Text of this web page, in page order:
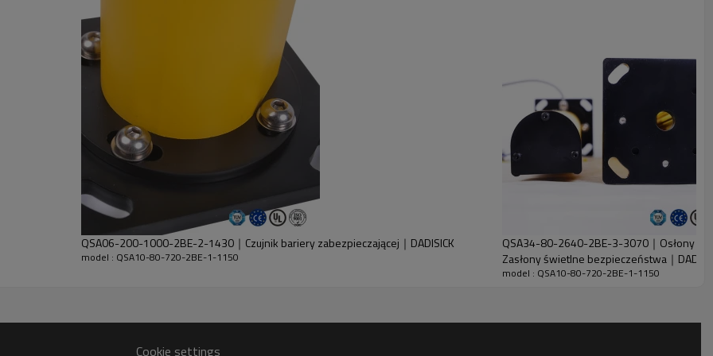
i odbiornika.
QSA06-200-1000-2BE-2-1430｜Czujnik bariery zabezpieczającej｜DADISICK
model : QSA10-80-720-2BE-1-1150
QSA34-80-2640-2BE-3-3070｜Osłony
Zasłony świetlne bezpieczeństwa｜
model : QSA10-80-720-2BE-1-1150
Cookie settings